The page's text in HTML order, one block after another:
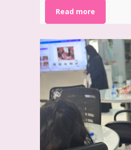
Read more